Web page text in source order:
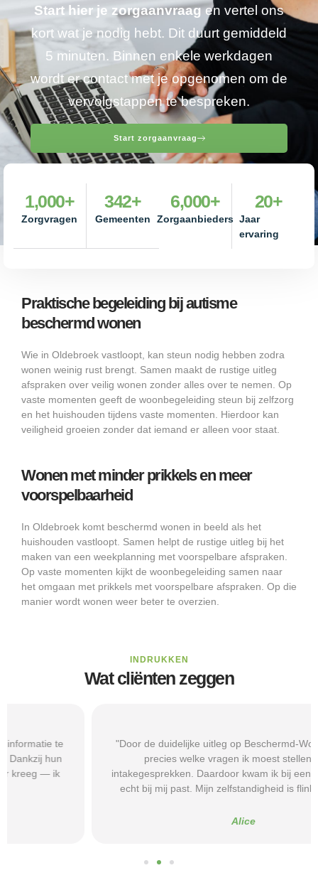
Start hier je zorgaanvraagen vertel ons
kort wat je nodig hebt. Dit duurt gemiddeld
5 minuten. Binnen enkele werkdagen
wordt er contact met je opgenomen om de
vervolgstappen te bespreken.
Start zorgaanvraag
Zorgvragen
1,000+
Gemeenten
342+
Zorgaanbieders
6,000+
Jaar
ervaring
20+
Praktische begeleiding bij autisme
beschermd wonen
Wie in Oldebroek vastloopt, kan steun nodig hebben zodra
wonen weinig rust brengt. Samen maakt de rustige uitleg
afspraken over veilig wonen zonder alles over te nemen. Op
vaste momenten geeft de woonbegeleiding steun bij zelfzorg
en het huishouden tijdens vaste momenten. Hierdoor kan
veiligheid groeien zonder dat iemand er alleen voor staat.
Wonen met minder prikkels en meer
voorspelbaarheid
In Oldebroek komt beschermd wonen in beeld als het
huishouden vastloopt. Samen helpt de rustige uitleg bij het
maken van een weekplanning met voorspelbare afspraken.
Op vaste momenten kijkt de woonbegeleiding samen naar
het omgaan met prikkels met voorspelbare afspraken. Op die
manier wordt wonen weer beter te overzien.
INDRUKKEN
Wat cliënten zeggen
"Door de duidelijke uitleg op Beschermd-Wonen.nl wist ik
precies welke vragen ik moest stellen tijdens
intakegesprekken. Daardoor kwam ik bij een aanbieder die
echt bij mij past. Mijn zelfstandigheid is flink verbeterd."